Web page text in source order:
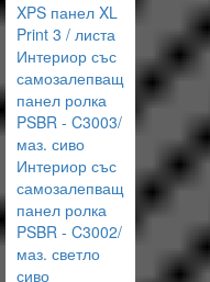
XPS панел XL
Print 3 / листа
Интериор със
самозалепващ
панел ролка
PSBR - C3003/
маз. сиво
Интериор със
самозалепващ
панел ролка
PSBR - C3002/
маз. светло
сиво